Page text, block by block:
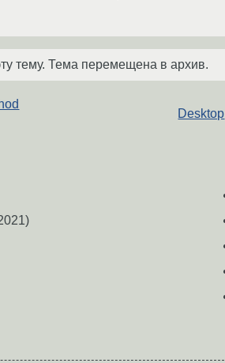
тему. Тема перемещена в архив.
Desktop